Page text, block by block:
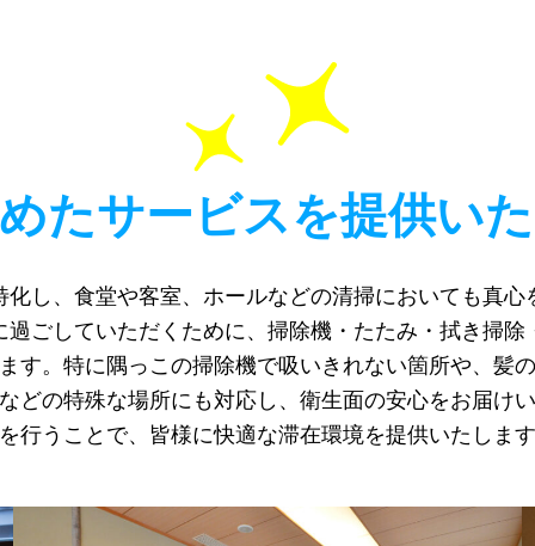
たサービスを提供い
し、食堂や客室、ホールなどの清掃においても真
ごしていただくために、掃除機・たたみ・拭き掃
す。特に隅っこの掃除機で吸いきれない箇所や、髪
どの特殊な場所にも対応し、衛生面の安心をお届け
行うことで、皆様に快適な滞在環境を提供いたしま